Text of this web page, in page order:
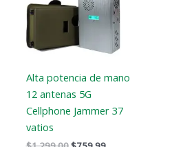
Alta potencia de mano
12 antenas 5G
Cellphone Jammer 37
vatios